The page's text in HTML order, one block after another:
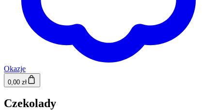
Okazje
0,00 zł
Czekolady